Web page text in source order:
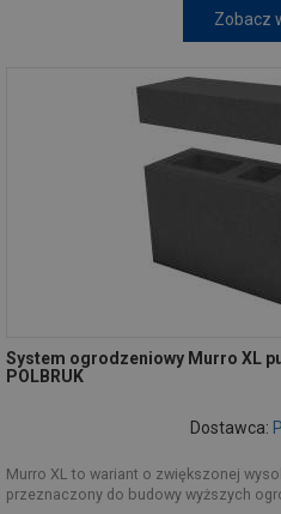
Zobacz
System ogrodzeniowy Murro XL
POLBRUK
Dostawca:
Murro XL to wariant o zwiększonej
przeznaczony do budowy wyższych